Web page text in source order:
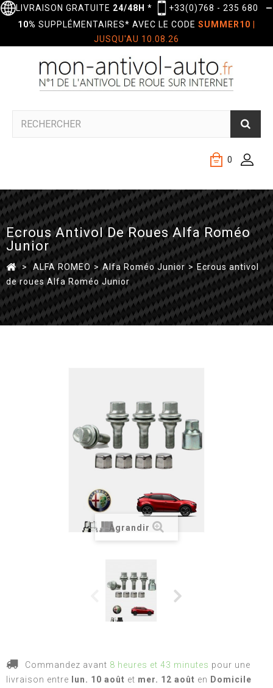
LIVRAISON GRATUITE 24/48H * +33(0)768 - 235 680
—
10% SUPPLÉMENTAIRES* AVEC LE CODE SUMMER10
JUSQU'AU 10.08.26
0
Ecrous Antivol De Roues Alfa Roméo
Junior
> ALFA ROMEO > Alfa Roméo Junior > Ecrous antivol
de roues Alfa Roméo Junior
Agrandir
Commandez avant 8 heures et 43 minutes pour une
livraison entre lun. 10 août et mer. 12 août en Domicile